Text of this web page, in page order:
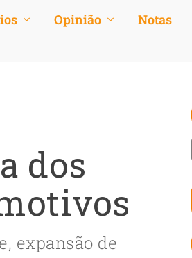
Opinião Notas
dos
expansão de